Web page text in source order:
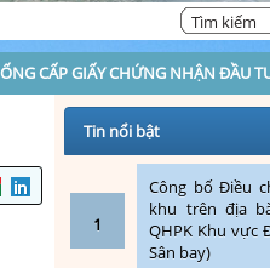
CẤP GIẤY CHỨNG NHẬN ĐẦU
Tin nổi bật
Công bố Điều
khu trên địa
QHPK Khu vực
Sân bay)